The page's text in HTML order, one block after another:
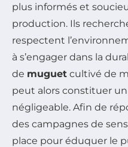
plus informés et
production. Ils
respectent
à s’engager dans la
de muguet cultivé de
peut alors constituer
négligeable. Afin de
des campagnes de
place pour éduquer le